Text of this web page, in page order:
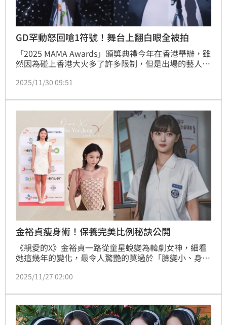
GD罕動怒回嗆1符號！舞台上翻白眼全被拍
「2025 MAMA Awards」頒獎典禮今年在香港舉辦，雖
然因為碰上香港大火多了許多限制，但是出場的藝人仍
最後一天帶來壓軸演出，未料音響卻發生意外，而GD
方式發聲。
2025/11/30 09:51
金裕貞瘦身術！保養完美比例秘訣公開
《親愛的X》金裕貞一路從童星蛻變為韓劇女神，細看
她這幾年的變化，最令人驚艷的莫過於「臉變小、身材
是靠極端節食，而是靠著規律運動＋聰明飲食＋細緻保
「不臉凹瘦身法」重點！
2025/11/27 02:00